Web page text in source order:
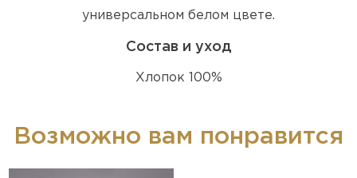
универсальном белом цвете.
Состав и уход
Хлопок 100%
Возможно вам понравится